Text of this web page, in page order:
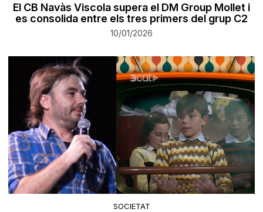
El CB Navàs Viscola supera el DM Group Mollet i
es consolida entre els tres primers del grup C2
10/01/2026
SOCIETAT